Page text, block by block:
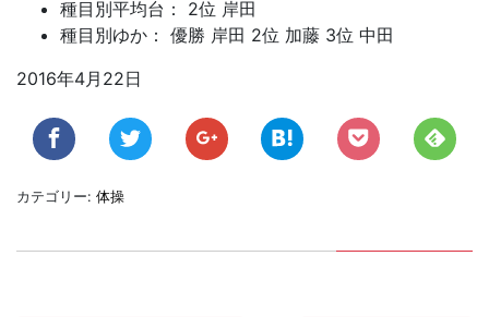
種目別平均台： 2位 岸田
種目別ゆか： 優勝 岸田 2位 加藤 3位 中田
2016年4月22日
カテゴリー: 体操